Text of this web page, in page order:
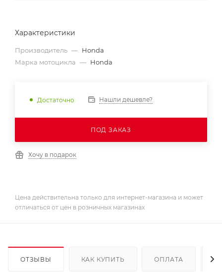
Характеристики
Производитель — Honda
Марка мотоцикла — Honda
Достаточно Нашли дешевле?
ПОД ЗАКАЗ
Хочу в подарок
Цена действительна только для интернет-магазина и может
отличаться от цен в розничных магазинах
ОТЗЫВЫ КАК КУПИТЬ ОПЛАТА